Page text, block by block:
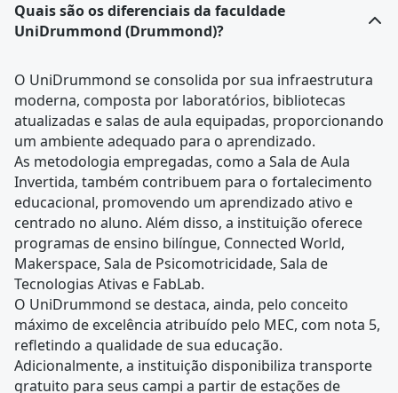
Quais são os diferenciais da faculdade
UniDrummond (Drummond)?
O UniDrummond se consolida por sua infraestrutura
moderna, composta por laboratórios, bibliotecas
atualizadas e salas de aula equipadas, proporcionando
um ambiente adequado para o aprendizado.
As metodologia empregadas, como a Sala de Aula
Invertida, também contribuem para o fortalecimento
educacional, promovendo um aprendizado ativo e
centrado no aluno. Além disso, a instituição oferece
programas de ensino bilíngue, Connected World,
Makerspace, Sala de Psicomotricidade, Sala de
Tecnologias Ativas e FabLab.
O UniDrummond se destaca, ainda, pelo conceito
máximo de excelência atribuído pelo MEC, com nota 5,
refletindo a qualidade de sua educação.
Adicionalmente, a instituição disponibiliza transporte
gratuito para seus campi a partir de estações de